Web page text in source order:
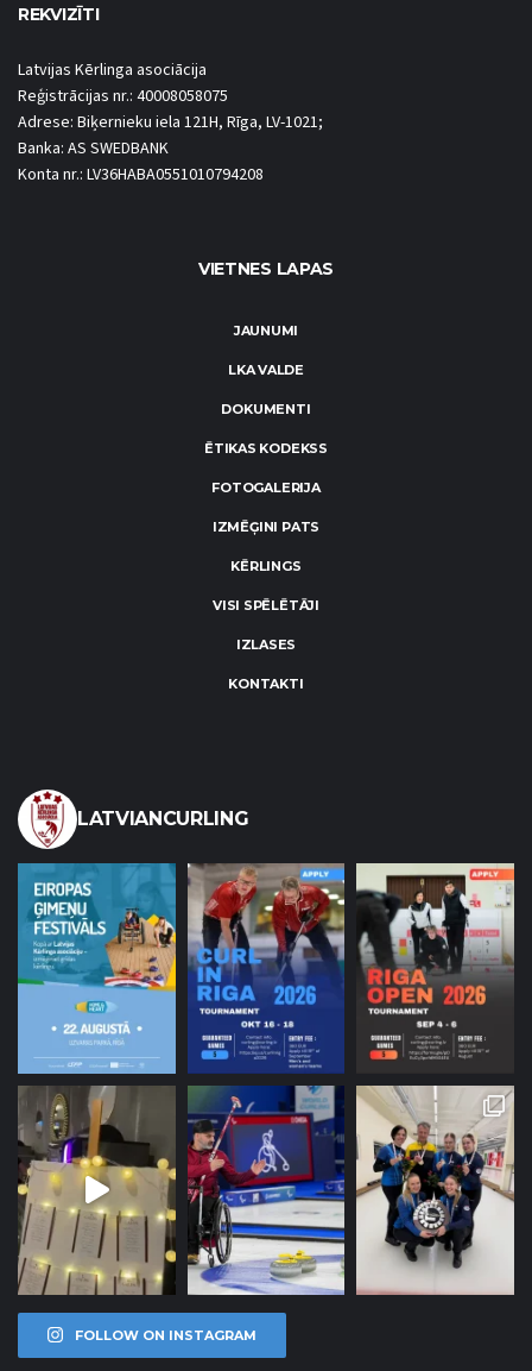
REKVIZĪTI
Latvijas Kērlinga asociācija
Reģistrācijas nr.: 40008058075
Adrese: Biķernieku iela 121H, Rīga, LV-1021;
Banka: AS SWEDBANK
Konta nr.: LV36HABA0551010794208
VIETNES LAPAS
JAUNUMI
LKA VALDE
DOKUMENTI
ĒTIKAS KODEKSS
FOTOGALERIJA
IZMĒĢINI PATS
KĒRLINGS
VISI SPĒLĒTĀJI
IZLASES
KONTAKTI
LATVIANCURLING
FOLLOW ON INSTAGRAM